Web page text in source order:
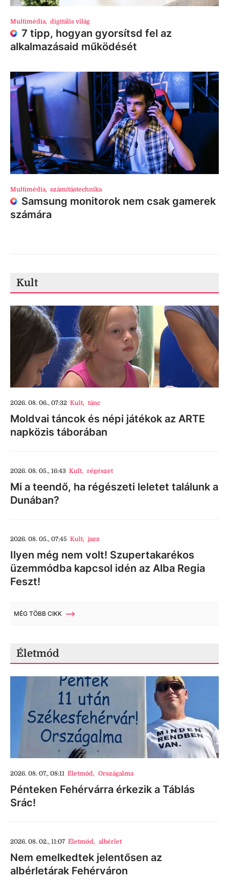
Multimédia, digitális világ
7 tipp, hogyan gyorsítsd fel az
alkalmazásaid működését
Multimédia, számítástechnika
Samsung monitorok nem csak gamerek
számára
Kult
2026. 08. 06., 07:32 Kult, tánc
Moldvai táncok és népi játékok az ARTE
napközis táborában
2026. 08. 05., 16:43 Kult, régészet
Mi a teendő, ha régészeti leletet találunk a
Dunában?
2026. 08. 05., 07:45 Kult, jazz
Ilyen még nem volt! Szupertakarékos
üzemmódba kapcsol idén az Alba Regia
Feszt!
MÉG TÖBB CIKK
Életmód
2026. 08. 07., 08:11 Életmód, Országalma
Pénteken Fehérvárra érkezik a Táblás
Srác!
2026. 08. 02., 11:07 Életmód, albérlet
Nem emelkedtek jelentősen az
albérletárak Fehérváron